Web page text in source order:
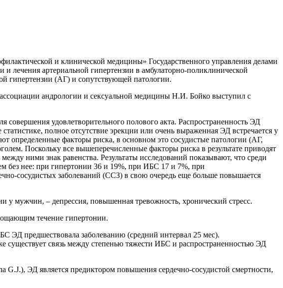
и клинической медицины» Государственного управления делами
лечения артериальной гипертензии в амбулаторно-поликлинической
гипертензии (АГ) и сопутствующей патологии.
андрологии и сексуальной медицины Н.И. Бойко выступил с
удовлетворительного полового акта. Распространенность ЭД
полное отсутствие эрекции или очень выраженная ЭД встречается у
определенные факторы риска, в основном это сосудистые патологии (АГ,
Поскольку все вышеперечисленные факторы риска в результате приводят
ними знак равенства. Результаты исследований показывают, что среди
без нее: при гипертонии 36 и 19%, при ИБС 17 и 7%, при
сосудистых заболеваний (ССЗ) в свою очередь еще больше повышается
мужчин, – депрессия, повышенная тревожность, хронический стресс.
течение гипертонии.
ЭД предшествовала заболеванию (средний интервал 25 мес).
существует связь между степенью тяжести ИБС и распространенностью ЭД
ЭД является предиктором повышения сердечно-сосудистой смертности,